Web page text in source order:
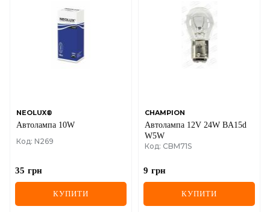
NEOLUX®
Автолампа 10W
Код: N269
35 грн
КУПИТИ
CHAMPION
Автолампа 12V 24W BA15d
W5W
Код: CBM71S
9 грн
КУПИТИ